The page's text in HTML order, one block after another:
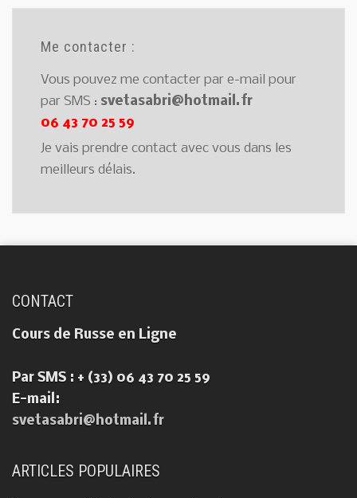
Me contacter :
Vous pouvez me contacter par e-mail pour
par SMS : svetasabri@hotmail.fr
06 43 70 25 59
Je vais prendre contact avec vous dans les
meilleurs délais.
CONTACT
Cours de Russe en Ligne
Par SMS : + (33) 06 43 70 25 59
E-mail:
svetasabri@hotmail.fr
ARTICLES POPULAIRES